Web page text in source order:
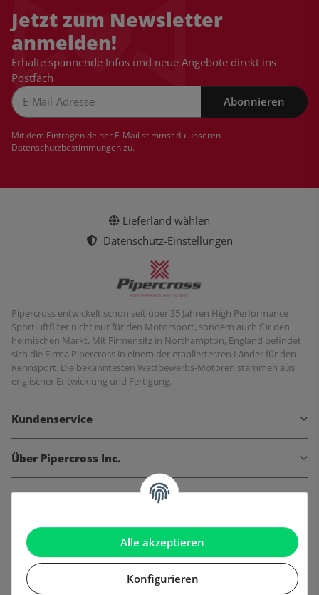
Alle akzeptieren
Konfigurieren
Jetzt zum Newsletter
anmelden!
Erhalte spannende Infos und neue Angebote direkt ins
Postfach
Abonnieren
Mit dem Eintragen deiner E-Mail stimmst du unseren
Datenschutzbestimmungenzu.
Lieferland wählen
Datenschutz-Einstellungen
Pipercross entwickelt schon seit über 35 Jahren High Performance
Sportluftfilter nicht nur für den Motorsport, sondern auch für den
heimischen Markt. Mit Firmensitz in Northampton, England befindet
sich die Firma Pipercross in einem der etabliertesten Länder für den
Rennsport. Die bekanntesten Wettbewerbs-Motoren stammen aus
englischer Entwicklung und Fertigung.
Kundenservice
Über Pipercross Inc.
Informationen
Gesetzliche Informationen